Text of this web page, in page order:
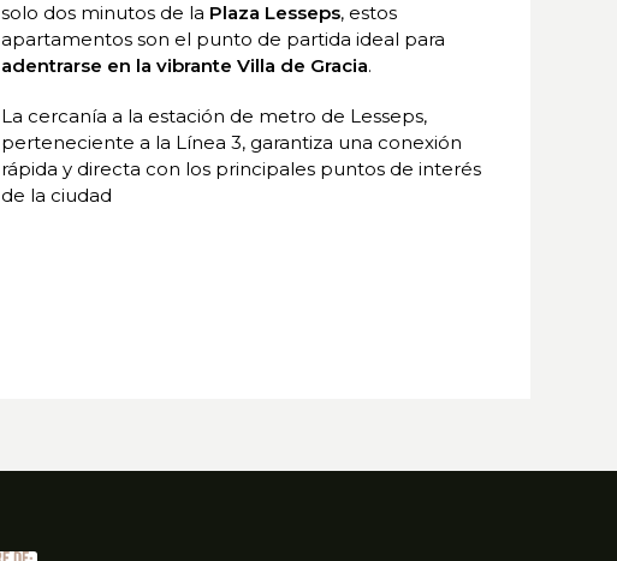
solo dos minutos de la Plaza Lesseps, estos
apartamentos son el punto de partida ideal para
adentrarse en la vibrante Villa de Gracia.
La cercanía a la estación de metro de Lesseps,
perteneciente a la Línea 3, garantiza una conexión
rápida y directa con los principales puntos de interés
de la ciudad